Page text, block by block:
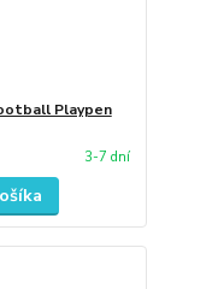
Playpen
3-7 dní